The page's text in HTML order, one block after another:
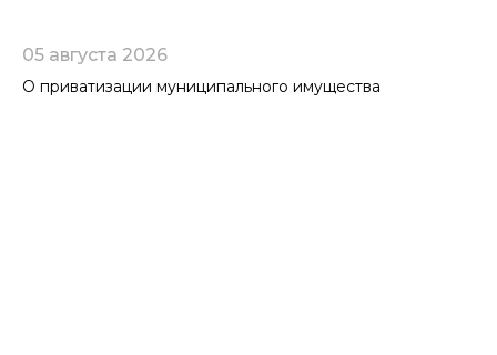
05 августа 2026
О приватизации муниципального имущества